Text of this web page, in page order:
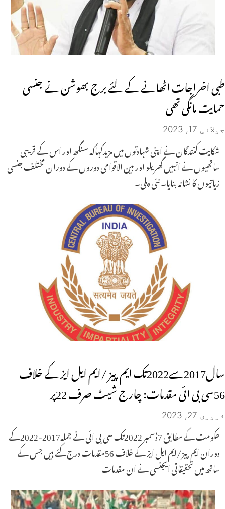
طبی اخراجات اٹھانے کے لئے برج بھوشن نے جنسی
حمایت مانگی تھی
جولائی 17, 2023
شکایت کنندگان نے اپنی شہادتوں میں مزیدکہاکہ سنگھ اور اس کے قریبی
ساتھیوں نے انہیں گھریلو اور بین الاقوامی دوروں کے دوران مختلف جنسی
زیاتیوں کا نشانہ بنایا۔ نئی دہلی۔
سال2017سے2022تک ایم پیز /ایم ایل ایز کے خلاف
56سی بی ائی مقدمات: چارج شیٹ صرف 22پر
فروری 27, 2023
حکومت کے مطابق 7ڈسمبر 2022تک سی بی ائی نے جملہ2017-2022کے
دوران ایم پیز/ایم ایل ایز کے خلاف 56مقدمات درج کئے ہیں جس کے
ساتھ میں تحقیقاتی ایجنسی نے ان مقدمات